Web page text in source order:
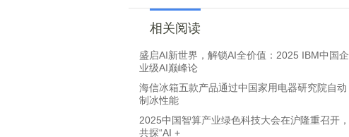
相关阅读
盛启AI新世界，解锁AI全价值：2025 IBM中国企
业级AI巅峰论
海信冰箱五款产品通过中国家用电器研究院自动
制冰性能
2025中国智算产业绿色科技大会在沪隆重召开，
共探“AI +